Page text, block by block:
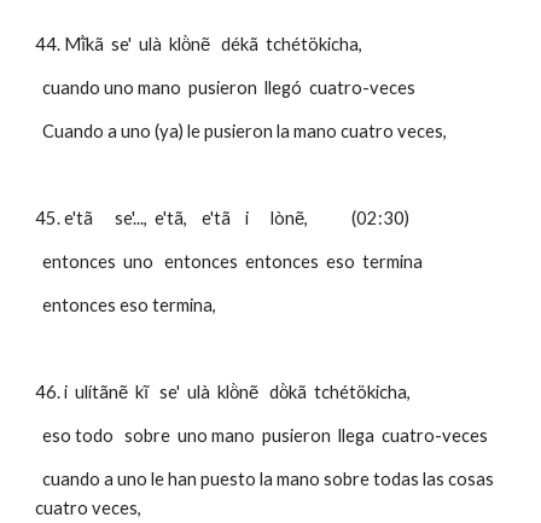
44. Mĩ̀kã  se'  ulà  klö̀nẽ   dékã  tchétökicha,
  cuando uno mano  pusieron  llegó  cuatro-veces
  Cuando a uno (ya) le pusieron la mano cuatro veces,
45. e'tã      se'...,  e'tã,    e'tã    i      lònẽ,            (02:30)
  entonces  uno   entonces  entonces  eso  termina
  entonces eso termina,
46. i  ulítãnẽ  kĩ   se'  ulà  klö̀nẽ   dö̀kã  tchétökicha,
  eso todo   sobre  uno mano  pusieron  llega  cuatro-veces
  cuando a uno le han puesto la mano sobre todas las cosas
cuatro veces,